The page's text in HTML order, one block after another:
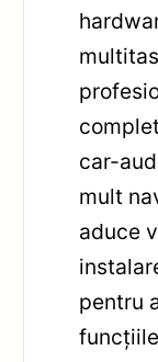
car-
mult
aduce
pentru